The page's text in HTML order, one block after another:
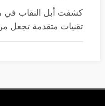
تقنيات متقدمة تجعل